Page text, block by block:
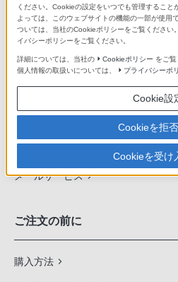
ソニーストア 店舗のご案内
ソニーショップ（ソニーストア取次
ソニーストアの特典・サービス
（長期保証、下取サービス、設置・
定期クーポンのプレゼントについて
メールサービス
ご注文の前に
購入方法
ください。Cookieの設定をいつでも管理すること
よっては、このウェブサイトの機能の一部が使用
ついては、当社のCookieポリシーをご覧ください
イバシーポリシーをご覧ください。
詳細については、当社の Cookieポリシー をご覧
個人情報の取扱いについては、
プライバシーポ
Cookie設
Cookieを拒
Cookieを受け